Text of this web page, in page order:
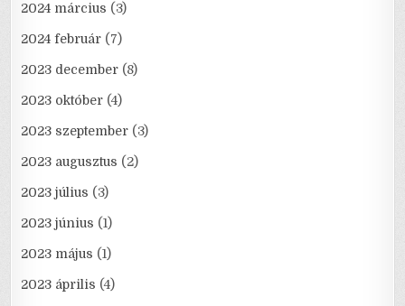
2024 március (3)
2024 február (7)
2023 december (8)
2023 október (4)
2023 szeptember (3)
2023 augusztus (2)
2023 július (3)
2023 június (1)
2023 május (1)
2023 április (4)